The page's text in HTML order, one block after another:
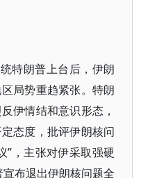
特朗普上台后，伊朗
局势重趋紧张。特朗
伊情结和意识形态，
态度，批评伊朗核问
”，主张对伊采取强硬
布退出伊朗核问题全